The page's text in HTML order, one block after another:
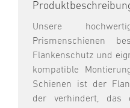
Unsere
Prismenschienen
Flankenschutz und
kompatible
Schienen ist der
der verhindert, das